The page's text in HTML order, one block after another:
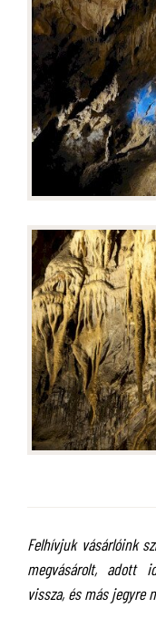
Felhívjuk vásárlóink
megvásárolt, adott
vissza, és más jegyre